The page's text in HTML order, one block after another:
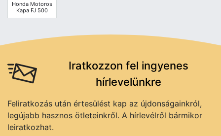
Honda Motoros
Kapa FJ 500
Iratkozzon fel ingyenes
hírlevelünkre
Feliratkozás után értesülést kap az újdonságainkról,
legújabb hasznos ötleteinkről. A hírlevélről bármikor
leiratkozhat.